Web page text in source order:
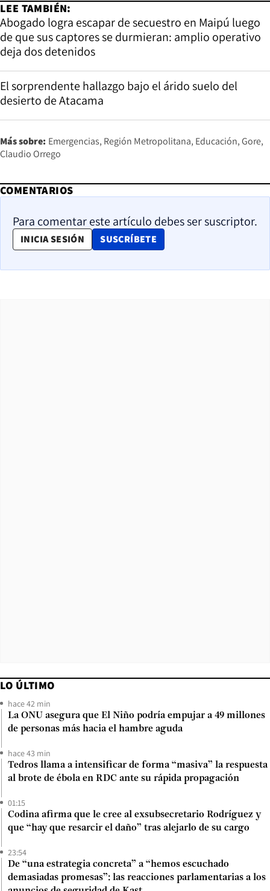
LEE TAMBIÉN:
Abogado logra escapar de secuestro en Maipú luego
de que sus captores se durmieran: amplio operativo
deja dos detenidos
El sorprendente hallazgo bajo el árido suelo del
desierto de Atacama
Más sobre: Emergencias Región Metropolitana Educación Gore
Claudio Orrego
COMENTARIOS
Para comentar este artículo debes ser suscriptor.
INICIA SESIÓN SUSCRÍBETE
OPENS IN NEW WINDOW
LO ÚLTIMO
hace 42 min
La ONU asegura que El Niño podría empujar a 49 millones
de personas más hacia el hambre aguda
hace 43 min
Tedros llama a intensificar de forma “masiva” la respuesta
al brote de ébola en RDC ante su rápida propagación
01:15
Codina afirma que le cree al exsubsecretario Rodríguez y
que “hay que resarcir el daño” tras alejarlo de su cargo
23:54
De “una estrategia concreta” a “hemos escuchado
demasiadas promesas”: las reacciones parlamentarias a los